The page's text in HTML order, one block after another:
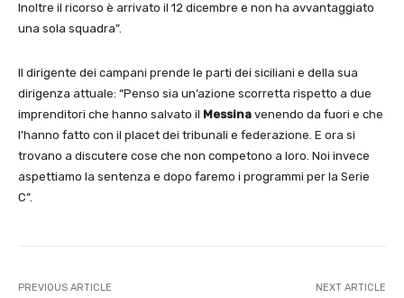
Inoltre il ricorso è arrivato il 12 dicembre e non ha avvantaggiato
una sola squadra”.
Il dirigente dei campani prende le parti dei siciliani e della sua
dirigenza attuale: “Penso sia un’azione scorretta rispetto a due
imprenditori che hanno salvato il Messina venendo da fuori e che
l’hanno fatto con il placet dei tribunali e federazione. E ora si
trovano a discutere cose che non competono a loro. Noi invece
aspettiamo la sentenza e dopo faremo i programmi per la Serie
C”.
PREVIOUS ARTICLE NEXT ARTICLE